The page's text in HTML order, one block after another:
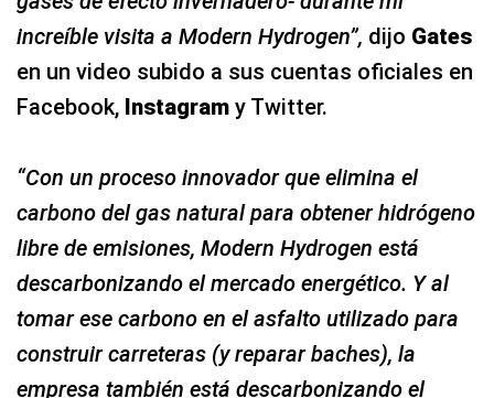
increíble visita a Modern Hydrogen”, dijo Gates
en un video subido a sus cuentas oficiales en
Facebook, Instagram y Twitter.
“Con un proceso innovador que elimina el
carbono del gas natural para obtener hidrógeno
libre de emisiones, Modern Hydrogen está
descarbonizando el mercado energético. Y al
tomar ese carbono en el asfalto utilizado para
construir carreteras (y reparar baches), la
empresa también está descarbonizando el